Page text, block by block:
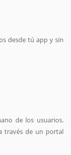
desde tú app y sin
de los usuarios.
través de un portal